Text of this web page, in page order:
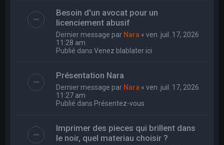
Besoin d'un avocat pour un
licenciement abusif
Dernier message par Nara «ven. juil. 17, 2026
11:28 am
Publié dansVenez blablater ici
Présentation Nara
Dernier message par Nara «ven. juil. 17, 2026
11:27 am
Publié dans Présentez-vous
Imprimer des pieces qui brillent dans
le noir, quel materiau choisir ?